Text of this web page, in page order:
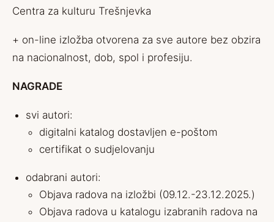
Centra za kulturu Trešnjevka
+ on-line izložba otvorena za sve autore bez obzira
na nacionalnost, dob, spol i profesiju.
NAGRADE
svi autori:
digitalni katalog dostavljen e-poštom
certifikat o sudjelovanju
odabrani autori:
Objava radova na izložbi (09.12.-23.12.2025.)
Objava radova u katalogu izabranih radova na